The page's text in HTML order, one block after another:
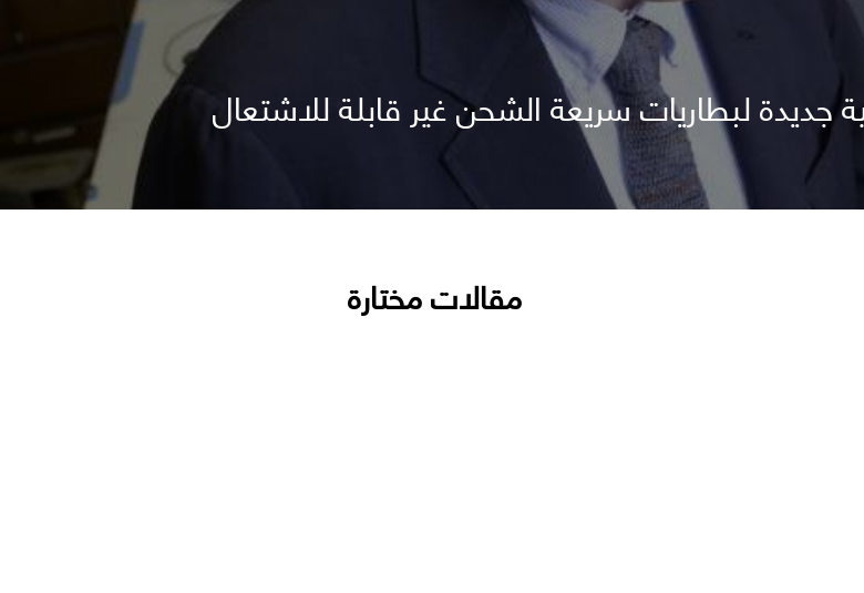
جديدة لبطاريات سريعة الشحن غير قابلة للاشتعال
مقالات مختارة